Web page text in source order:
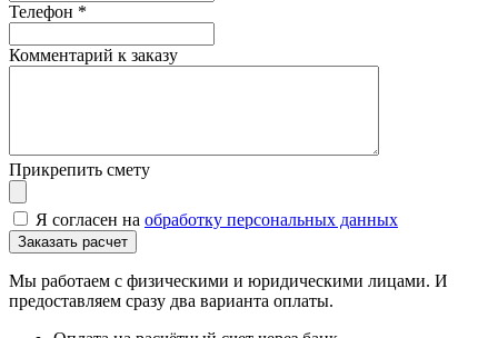
Телефон *
Комментарий к заказу
Прикрепить смету
Я согласен на обработку персональных данных
Мы работаем с физическими и юридическими лицами. И
предоставляем сразу два варианта оплаты.